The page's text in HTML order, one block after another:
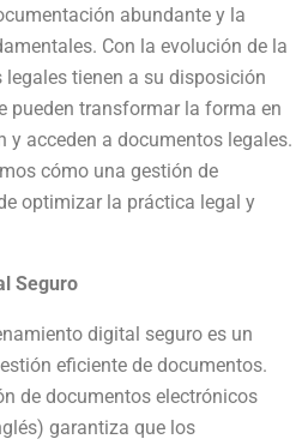
abundante y la
Con la evolución de la
tienen a su disposición
pueden transformar la forma en
y acceden a documentos legales.
cómo una gestión de
optimizar la práctica legal y
Seguro
digital seguro es un
eficiente de documentos.
de documentos electrónicos
garantiza que los